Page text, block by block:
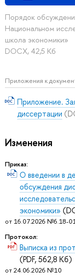
Порядок
Национальном
школа экономики»
DOCX, 42,5 Кб
Приложения к
Приложение.
диссертации
Изменения
Приказ:
О введении в
обсуждения
экономики»
от 16.07.2026 №6.18-
Протокол:
Выписка из
(PDF, 562,8 Кб)
от 24.06.2026 №10